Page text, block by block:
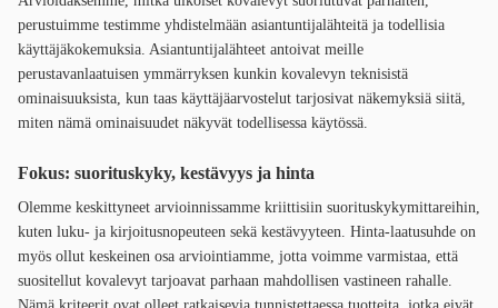
perustuimme testimme yhdistelmään asiantuntijalähteitä ja todellisia
käyttäjäkokemuksia. Asiantuntijalähteet antoivat meille
perustavanlaatuisen ymmärryksen kunkin kovalevyn teknisistä
ominaisuuksista, kun taas käyttäjäarvostelut tarjosivat näkemyksiä siitä,
miten nämä ominaisuudet näkyvät todellisessa käytössä.
Fokus: suorituskyky, kestävyys ja hinta
Olemme keskittyneet arvioinnissamme kriittisiin suorituskykymittareihin,
kuten luku- ja kirjoitusnopeuteen sekä kestävyyteen. Hinta-laatusuhde on
myös ollut keskeinen osa arviointiamme, jotta voimme varmistaa, että
suositellut kovalevyt tarjoavat parhaan mahdollisen vastineen rahalle.